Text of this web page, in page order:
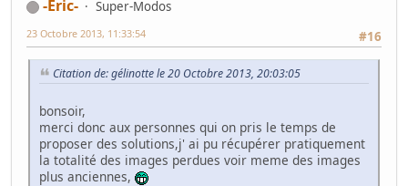
-Eric-
Super-Modos
#16
23 Octobre 2013, 11:33:54
Citation de: gélinotte le 20 Octobre 2013, 20:03:05
bonsoir,
merci donc aux personnes qui on pris le temps de
proposer des solutions,j' ai pu récupérer pratiquement
la totalité des images perdues voir meme des images
plus anciennes,